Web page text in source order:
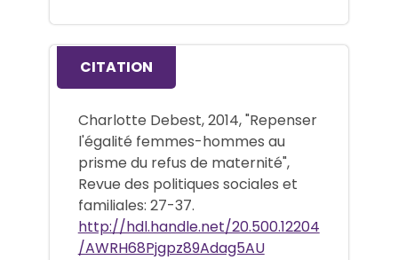
CITATION
Charlotte Debest, 2014, "Repenser
l'égalité femmes-hommes au
prisme du refus de maternité",
Revue des politiques sociales et
familiales: 27-37.
http://hdl.handle.net/20.500.12204
/AWRH68Pjgpz89Adag5AU